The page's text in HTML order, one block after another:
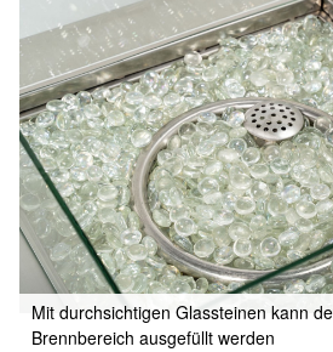
Mit durchsichtigen Glassteinen kann
Brennbereich ausgefüllt werden